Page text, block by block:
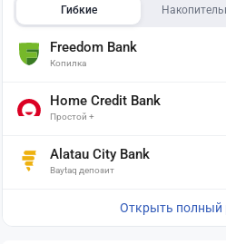
Гибкие
Freedom Bank
Копилка
Home Credit Bank
Простой +
Alatau City Bank
Baytaq депозит
Открыть полный